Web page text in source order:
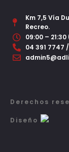
Km 7,5 Vía
Recreo.
09:00 –
04 391 7747
Derechos
Diseño